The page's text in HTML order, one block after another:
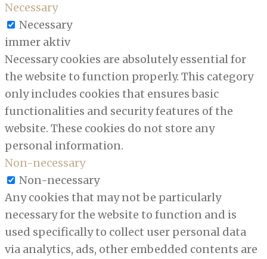
Necessary
Necessary
immer aktiv
Necessary cookies are absolutely essential for
the website to function properly. This category
only includes cookies that ensures basic
functionalities and security features of the
website. These cookies do not store any
personal information.
Non-necessary
Non-necessary
Any cookies that may not be particularly
necessary for the website to function and is
used specifically to collect user personal data
via analytics, ads, other embedded contents are